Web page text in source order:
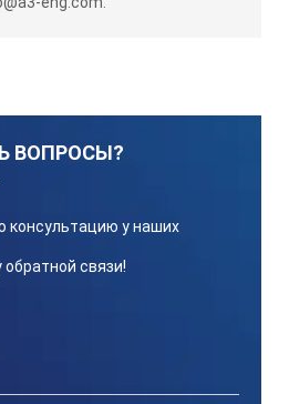
и дробью на одном блоке
измерения
эталонов
ВОПРОСЫ?
консультацию у наших
связи!